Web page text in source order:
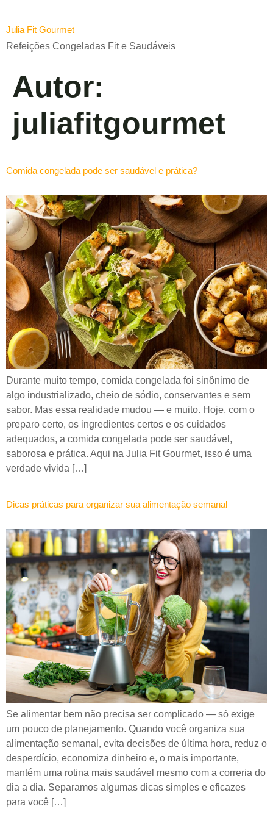
Julia Fit Gourmet
Refeições Congeladas Fit e Saudáveis
Autor:
juliafitgourmet
Comida congelada pode ser saudável e prática?
Durante muito tempo, comida congelada foi sinônimo de
algo industrializado, cheio de sódio, conservantes e sem
sabor. Mas essa realidade mudou — e muito. Hoje, com o
preparo certo, os ingredientes certos e os cuidados
adequados, a comida congelada pode ser saudável,
saborosa e prática. Aqui na Julia Fit Gourmet, isso é uma
verdade vivida […]
Dicas práticas para organizar sua alimentação semanal
Se alimentar bem não precisa ser complicado — só exige
um pouco de planejamento. Quando você organiza sua
alimentação semanal, evita decisões de última hora, reduz o
desperdício, economiza dinheiro e, o mais importante,
mantém uma rotina mais saudável mesmo com a correria do
dia a dia. Separamos algumas dicas simples e eficazes
para você […]